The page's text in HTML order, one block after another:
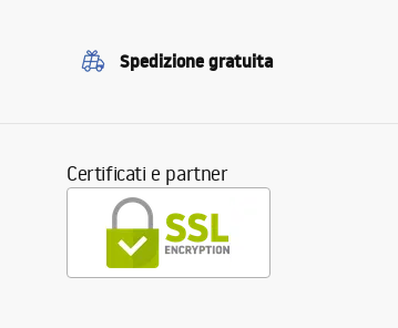
Spedizione gratuita
Certificati e partner